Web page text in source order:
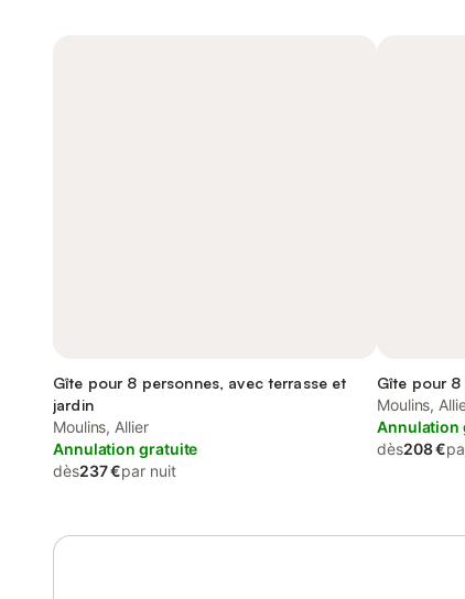
Gîte pour 8 personnes, avec terrasse et
jardin
Moulins, Allier
Annulation gratuite
dès237 €par nuit
Gîte pour 8
Moulins,
Annulation
dès208 €